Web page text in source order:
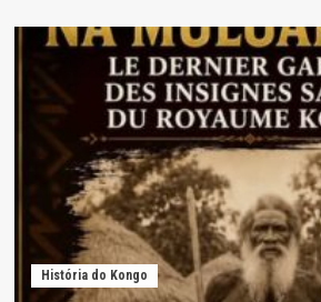
História do Kongo